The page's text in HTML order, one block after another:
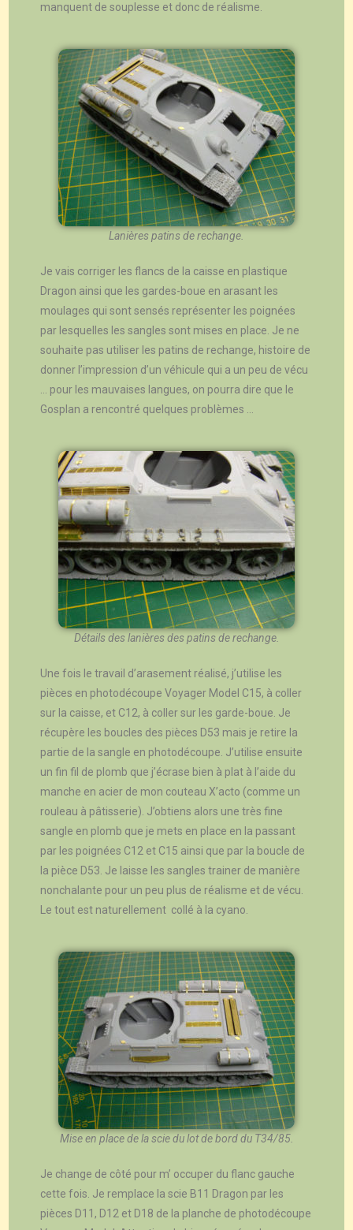
manquent de souplesse et donc de réalisme.
Lanières patins de rechange.
Je vais corriger les flancs de la caisse en plastique
Dragon ainsi que les gardes-boue en arasant les
moulages qui sont sensés représenter les poignées
par lesquelles les sangles sont mises en place. Je ne
souhaite pas utiliser les patins de rechange, histoire de
donner l’impression d’un véhicule qui a un peu de vécu
… pour les mauvaises langues, on pourra dire que le
Gosplan a rencontré quelques problèmes …
Détails des lanières des patins de rechange.
Une fois le travail d’arasement réalisé, j’utilise les
pièces en photodécoupe Voyager Model C15, à coller
sur la caisse, et C12, à coller sur les garde-boue. Je
récupère les boucles des pièces D53 mais je retire la
partie de la sangle en photodécoupe. J’utilise ensuite
un fin fil de plomb que j’écrase bien à plat à l’aide du
manche en acier de mon couteau X’acto (comme un
rouleau à pâtisserie). J’obtiens alors une très fine
sangle en plomb que je mets en place en la passant
par les poignées C12 et C15 ainsi que par la boucle de
la pièce D53. Je laisse les sangles trainer de manière
nonchalante pour un peu plus de réalisme et de vécu.
Le tout est naturellement collé à la cyano.
Mise en place de la scie du lot de bord du T34/85.
Je change de côté pour m’ occuper du flanc gauche
cette fois. Je remplace la scie B11 Dragon par les
pièces D11, D12 et D18 de la planche de photodécoupe